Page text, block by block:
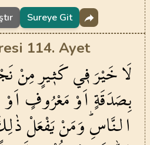
Sureye Git
114. Ayet
لَاخَيْرَف۪يكَث۪يرٍمِنْ
بِصَدَقَةٍاَوْمَعْرُوفٍ اَوْ
النَّاسِۜوَمَنْيَفْعَلْ